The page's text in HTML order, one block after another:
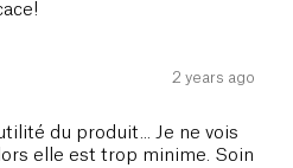
2 years ago
du produit... Je ne vois
elle est trop minime. Soin